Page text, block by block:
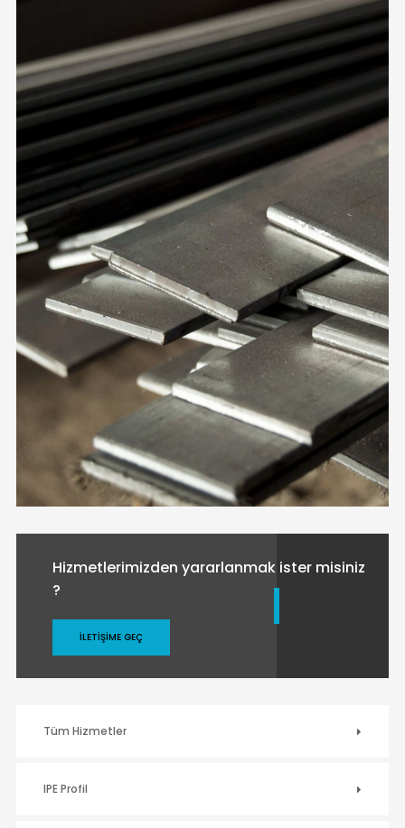
Hizmetlerimizden yararlanmak ister misiniz
?
İLETIŞIME GEÇ
Tüm Hizmetler
IPE Profil